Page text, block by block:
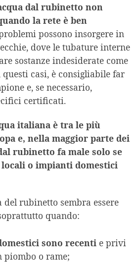
dal rubinetto non
la rete è ben
possono insorgere in
dove le tubature interne
sostanze indesiderate come
casi, è consigliabile far
e, se necessario,
certificati.
italiana è tra le più
e, nella maggior parte dei
rubinetto fa male solo se
o impianti domestici
rubinetto sembra essere
quando:
sono recenti e privi
o rame;